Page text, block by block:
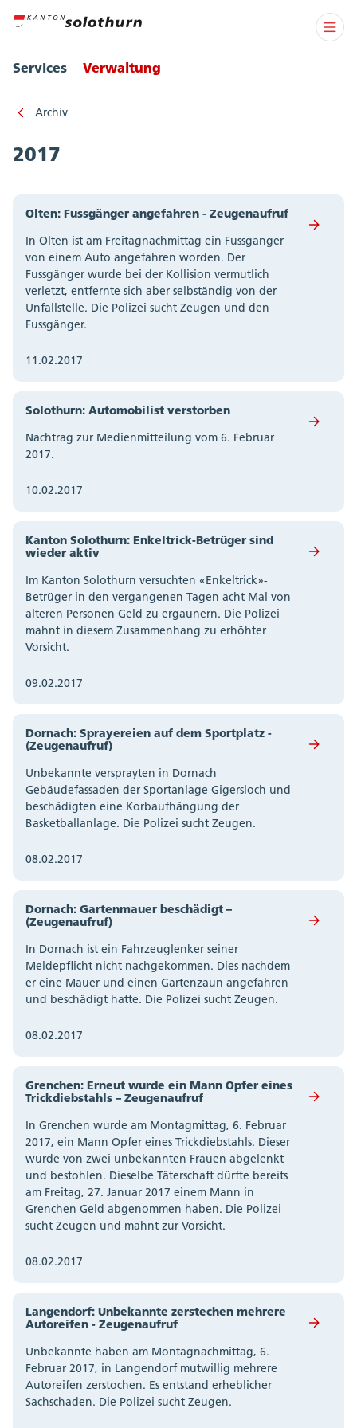
Services Verwaltung
Archiv
2017
Olten: Fussgänger angefahren - Zeugenaufruf
In Olten ist am Freitagnachmittag ein Fussgänger
von einem Auto angefahren worden. Der
Fussgänger wurde bei der Kollision vermutlich
verletzt, entfernte sich aber selbständig von der
Unfallstelle. Die Polizei sucht Zeugen und den
Fussgänger.
11.02.2017
Solothurn: Automobilist verstorben
Nachtrag zur Medienmitteilung vom 6. Februar
2017.
10.02.2017
Kanton Solothurn: Enkeltrick-Betrüger sind
wieder aktiv
Im Kanton Solothurn versuchten «Enkeltrick»-
Betrüger in den vergangenen Tagen acht Mal von
älteren Personen Geld zu ergaunern. Die Polizei
mahnt in diesem Zusammenhang zu erhöhter
Vorsicht.
09.02.2017
Dornach: Sprayereien auf dem Sportplatz -
(Zeugenaufruf)
Unbekannte versprayten in Dornach
Gebäudefassaden der Sportanlage Gigersloch und
beschädigten eine Korbaufhängung der
Basketballanlage. Die Polizei sucht Zeugen.
08.02.2017
Dornach: Gartenmauer beschädigt –
(Zeugenaufruf)
In Dornach ist ein Fahrzeuglenker seiner
Meldepflicht nicht nachgekommen. Dies nachdem
er eine Mauer und einen Gartenzaun angefahren
und beschädigt hatte. Die Polizei sucht Zeugen.
08.02.2017
Grenchen: Erneut wurde ein Mann Opfer eines
Trickdiebstahls – Zeugenaufruf
In Grenchen wurde am Montagmittag, 6. Februar
2017, ein Mann Opfer eines Trickdiebstahls. Dieser
wurde von zwei unbekannten Frauen abgelenkt
und bestohlen. Dieselbe Täterschaft dürfte bereits
am Freitag, 27. Januar 2017 einem Mann in
Grenchen Geld abgenommen haben. Die Polizei
sucht Zeugen und mahnt zur Vorsicht.
08.02.2017
Langendorf: Unbekannte zerstechen mehrere
Autoreifen - Zeugenaufruf
Unbekannte haben am Montagnachmittag, 6.
Februar 2017, in Langendorf mutwillig mehrere
Autoreifen zerstochen. Es entstand erheblicher
Sachschaden. Die Polizei sucht Zeugen.